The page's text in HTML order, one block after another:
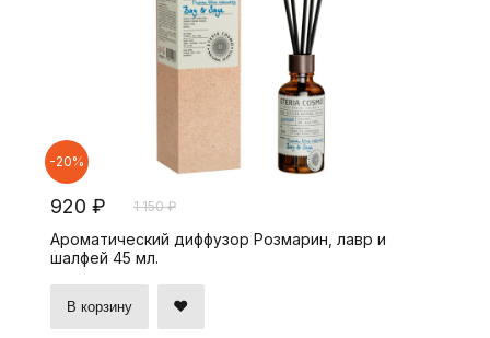
-20%
920 ₽ 1 150 ₽
Ароматический диффузор Розмарин, лавр и
шалфей 45 мл.
В корзину